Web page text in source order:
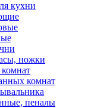
кухни
ножки
комнат
пеналы